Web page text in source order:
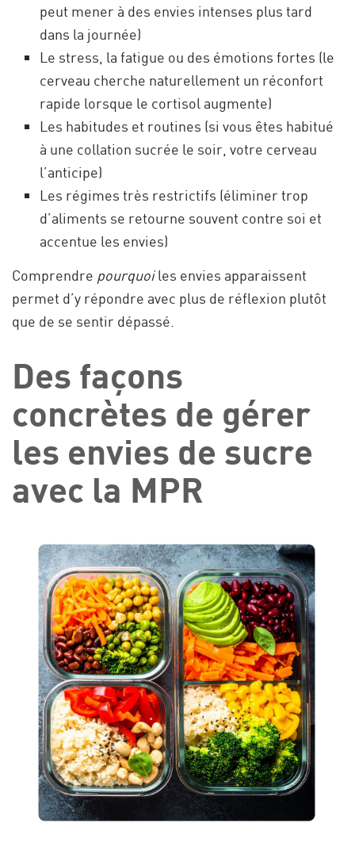
peut mener à des envies intenses plus tard
dans la journée)
Le stress, la fatigue ou des émotions fortes (le
cerveau cherche naturellement un réconfort
rapide lorsque le cortisol augmente)
Les habitudes et routines (si vous êtes habitué
à une collation sucrée le soir, votre cerveau
l’anticipe)
Les régimes très restrictifs (éliminer trop
d’aliments se retourne souvent contre soi et
accentue les envies)
Comprendre pourquoiles envies apparaissent
permet d’y répondre avec plus de réflexion plutôt
que de se sentir dépassé.
Des façons
concrètes de gérer
les envies de sucre
avec la MPR